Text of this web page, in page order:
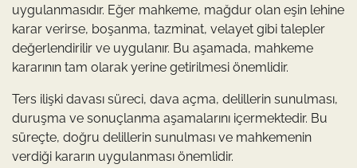
uygulanmasıdır. Eğer mahkeme, mağdur olan eşin lehine
karar verirse, boşanma, tazminat, velayet gibi talepler
değerlendirilir ve uygulanır. Bu aşamada, mahkeme
kararının tam olarak yerine getirilmesi önemlidir.
Ters ilişki davası süreci, dava açma, delillerin sunulması,
duruşma ve sonuçlanma aşamalarını içermektedir. Bu
süreçte, doğru delillerin sunulması ve mahkemenin
verdiği kararın uygulanması önemlidir.